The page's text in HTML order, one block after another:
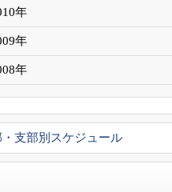
年
年
年
・支部別スケジュール